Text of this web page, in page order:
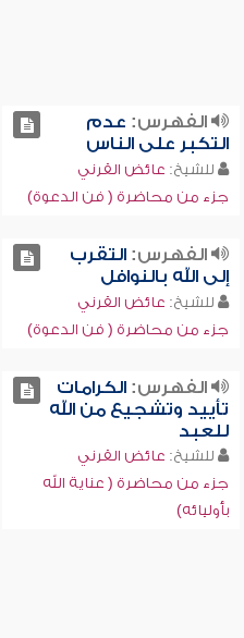
الفهرس: عدم
التكبر على الناس
للشيخ: عائض القرني
جزء من محاضرة ( فن الدعوة)
الفهرس:التقرب
إلى الله بالنوافل
للشيخ: عائض القرني
جزء من محاضرة ( فن الدعوة)
الفهرس:الكرامات
تأييد وتشجيع من الله
للعبد
للشيخ: عائض القرني
جزء من محاضرة ( عناية الله
بأوليائه)